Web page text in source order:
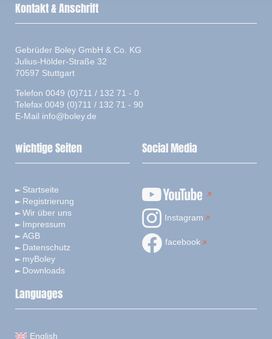
Kontakt & Anschrift
Gebrüder Boley GmbH & Co. KG
Julius-Hölder-Straße 32
70597 Stuttgart
Telefon 0049 (0)711 / 132 71 - 0
Telefax 0049 (0)711 / 132 71 - 90
E-Mail info@boley.de
wichtige Seiten
Startseite
Registrierung
Wir über uns
Impressum
AGB
Datenschutz
myBoley
Downloads
Social Media
Instagram
facebook
Languages
English